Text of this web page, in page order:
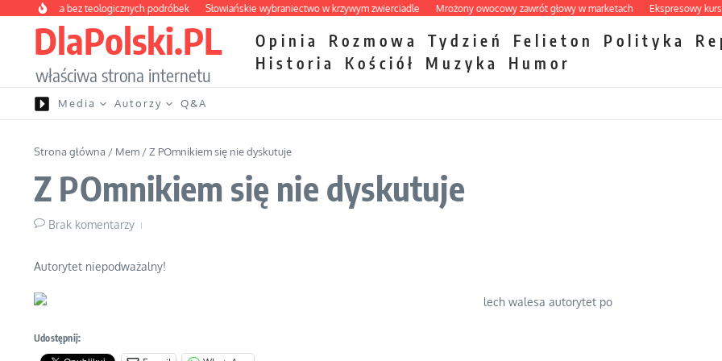
Przejdź do treści
apteczka bez teologicznych podróbek Słowiańskie wybraniectwo w krzywym zwierciadle Mrożony owocowy zawrót głowy w marketach Ekspresowy kurs
DlaPolski.PL
właściwa strona internetu
Opinia Rozmowa Tydzień Felieton Polityka
Historia
Kościół Muzyka Humor
Media Autorzy Q&A
Strona główna / Mem /Z POmnikiem się nie dyskutuje
Z POmnikiem się nie dyskutuje
Brak komentarzy
Autorytet niepodważalny!
Udostępnij: